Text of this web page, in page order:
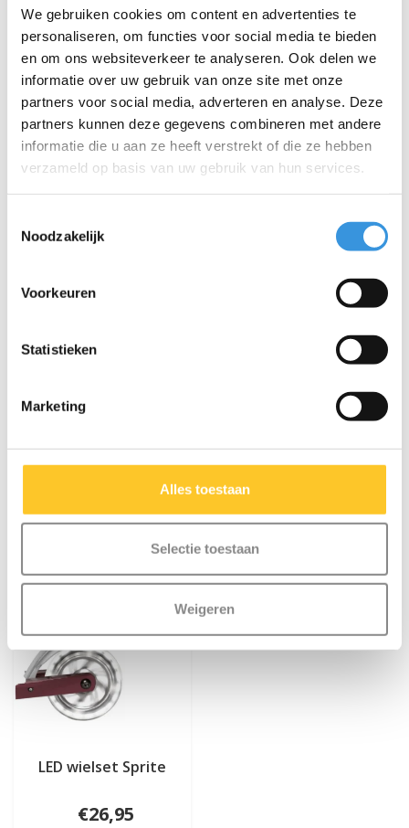
We gebruiken cookies om content en advertenties te
personaliseren, om functies voor social media te bieden
en om ons websiteverkeer te analyseren. Ook delen we
informatie over uw gebruik van onze site met onze
partners voor social media, adverteren en analyse. Deze
partners kunnen deze gegevens combineren met andere
informatie die u aan ze heeft verstrekt of die ze hebben
verzameld op basis van uw gebruik van hun services.
Noodzakelijk
Voorkeuren
Statistieken
Marketing
Alles toestaan
Selectie toestaan
Weigeren
Iets extra's erbij?
Micro draagriem zwart
SALE
Micro handschoenen
eenhoorn
€5,95
LED wielset Sprite
€26,95